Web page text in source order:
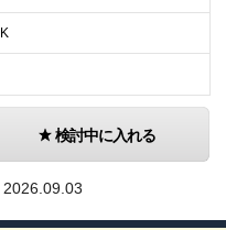
検討中に入れる
2026.09.03